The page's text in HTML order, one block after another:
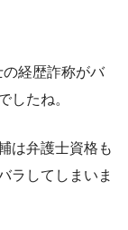
の経歴詐称がバ
したね。
は弁護士資格も
ラしてしまいま